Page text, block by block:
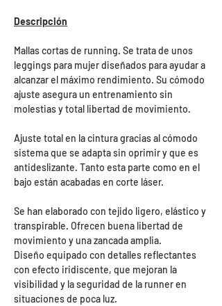
Descripción
Mallas cortas de running. Se trata de unos
leggings para mujer diseñados para ayudar a
alcanzar el máximo rendimiento. Su cómodo
ajuste asegura un entrenamiento sin
molestias y total libertad de movimiento.
Ajuste total en la cintura gracias al cómodo
sistema que se adapta sin oprimir y que es
antideslizante. Tanto esta parte como en el
bajo están acabadas en corte láser.
Se han elaborado con tejido ligero, elástico y
transpirable. Ofrecen buena libertad de
movimiento y una zancada amplia.
Diseño equipado con detalles reflectantes
con efecto iridiscente, que mejoran la
visibilidad y la seguridad de la runner en
situaciones de poca luz.